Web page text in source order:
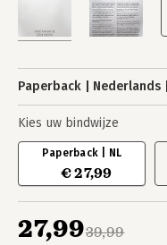
Paperback Nederlands
Kies uw bindwijze
Paperback | NL
€ 27,99
39,99
27,99